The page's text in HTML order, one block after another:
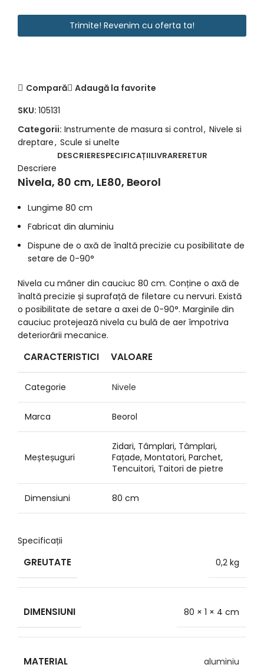
Contact
Trimite! Revenim cu oferta ta!
Compară
Adaugă la favorite
SKU: 105131
Categorii: Instrumente de masura si control, Nivele si
dreptare, Scule si unelte
DESCRIERESPECIFICAȚIILIVRARERETUR
Descriere
Nivela, 80 cm, LE80, Beorol
Lungime 80 cm
Fabricat din aluminiu
Dispune de o axă de înaltă precizie cu posibilitate de
setare de 0-90°
Nivela cu mâner din cauciuc 80 cm. Conține o axă de
înaltă precizie și suprafață de filetare cu nervuri. Există
o posibilitate de setare a axei de 0-90°. Marginile din
cauciuc protejează nivela cu bulă de aer împotriva
deteriorării mecanice.
CARACTERISTICI VALOARE
Categorie Nivele
Marca Beorol
Meșteșuguri
Zidari, Tâmplari, Tâmplari,
Fațade, Montatori, Parchet,
Tencuitori, Taitori de pietre
Dimensiuni 80 cm
Specificații
GREUTATE 0,2 kg
DIMENSIUNI 80 × 1 × 4 cm
MATERIAL aluminiu